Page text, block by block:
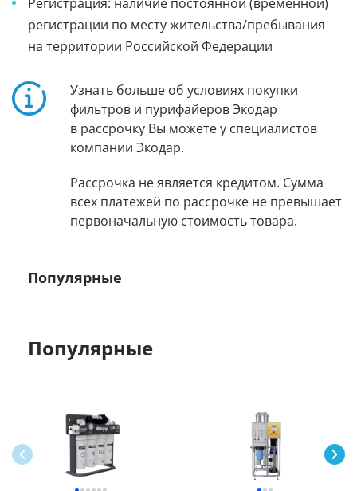
Регистрация: наличие постоянной (временной)
регистрации по месту жительства/пребывания
на территории Российской Федерации
Узнать больше об условиях покупки
фильтров и пурифайеров Экодар
в рассрочку Вы можете у специалистов
компании Экодар.
Рассрочка не является кредитом. Сумма
всех платежей по рассрочке не превышает
первоначальную стоимость товара.
Популярные
Популярные